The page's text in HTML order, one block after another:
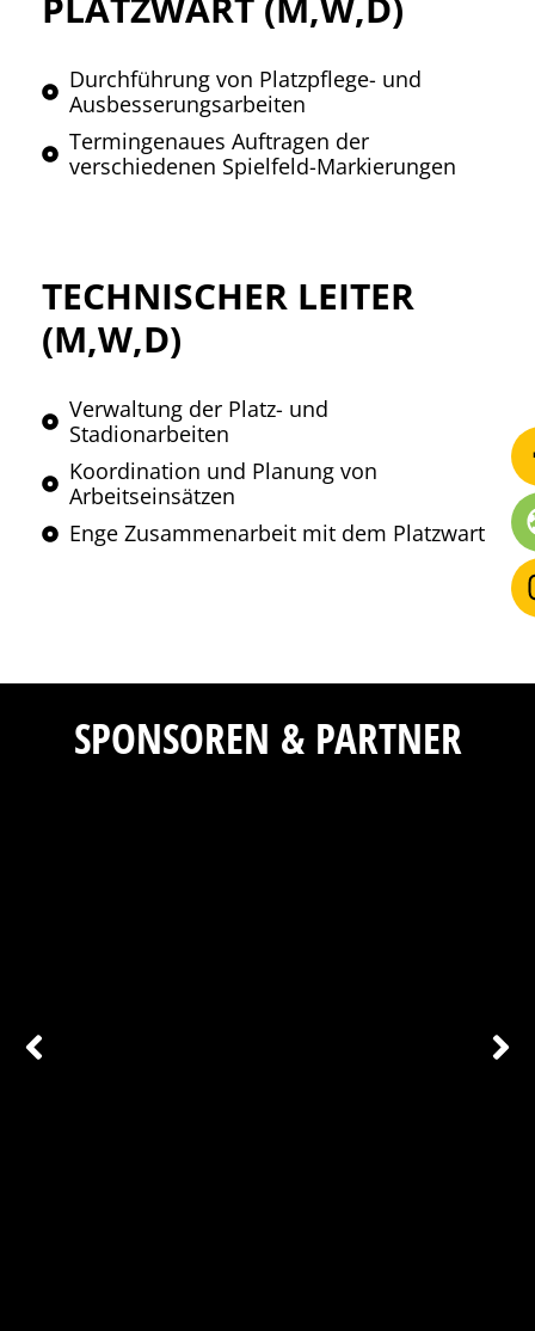
Durchführung von Platzpflege- und
Ausbesserungsarbeiten
Termingenaues Auftragen der
verschiedenen Spielfeld-Markierungen
TECHNISCHER LEITER
(M,W,D)
Verwaltung der Platz- und
Stadionarbeiten
Koordination und Planung von
Arbeitseinsätzen
Enge Zusammenarbeit mit dem Platzwart
SPONSOREN & PARTNER